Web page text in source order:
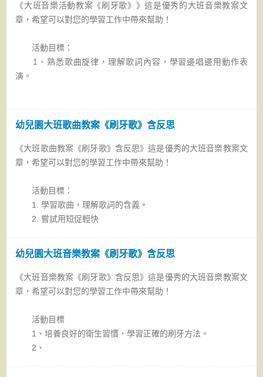
《大班音樂活動教案《刷牙歌》》這是優秀的大班音樂教案文
章，希望可以對您的學習工作中帶來幫助！
活動目標：
1、熟悉歌曲旋律，理解歌詞內容，學習邊唱邊用動作表
演。
幼兒園大班歌曲教案《刷牙歌》含反思
《大班歌曲教案《刷牙歌》含反思》這是優秀的大班音樂教案文
章，希望可以對您的學習工作中帶來幫助！
活動目標：
1. 學習歌曲，理解歌詞的含義。
2. 嘗試用短促輕快
幼兒園大班音樂教案《刷牙歌》含反思
《大班音樂教案《刷牙歌》含反思》這是優秀的大班音樂教案文
章，希望可以對您的學習工作中帶來幫助！
活動目標
1、培養良好的衛生習慣，學習正確的刷牙方法。
2、